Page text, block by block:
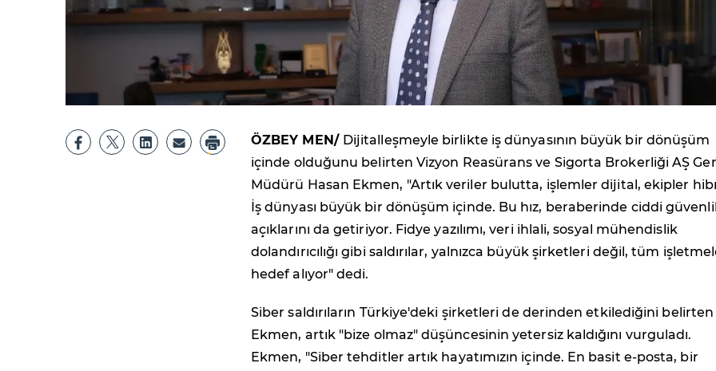
ÖZBEY MEN/ Dijitalleşmeyle birlikte iş dünyasının büyük bir dönüşüm
içinde olduğunu belirten Vizyon Reasürans ve Sigorta Brokerliği AŞ
Müdürü Hasan Ekmen, "Artık veriler bulutta, işlemler dijital, ekipler
İş dünyası büyük bir dönüşüm içinde. Bu hız, beraberinde ciddi
açıklarını da getiriyor. Fidye yazılımı, veri ihlali, sosyal mühendislik
dolandırıcılığı gibi saldırılar, yalnızca büyük şirketleri değil, tüm
hedef alıyor" dedi.
Siber saldırıların Türkiye'deki şirketleri de derinden etkilediğini belirten
Ekmen, artık "bize olmaz" düşüncesinin yetersiz kaldığını vurguladı.
Ekmen, "Siber tehditler artık hayatımızın içinde. En basit e-posta, bir